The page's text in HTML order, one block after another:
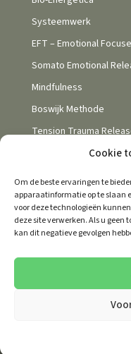
Cookie
Om de beste ervaringen te
apparaatinformatie op te slaan
voor deze technologieën
deze site verwerken. Als u
kan dit negatieve gevolgen
Systeemwerk
EFT – Emotional
Somato Emotional
Mindfulness
Boswijk Methode
Tension Trauma
Disclaimer